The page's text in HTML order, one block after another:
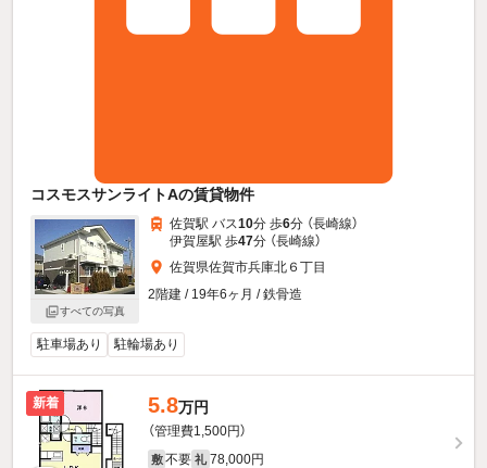
コスモスサンライトAの賃貸物件
すべての写真
佐賀駅 バス10分 歩6分 （長崎線）
伊賀屋駅 歩47分 （長崎線）
佐賀県佐賀市兵庫北６丁目
2階建 / 19年6ヶ月 / 鉄骨造
駐車場あり 駐輪場あり
新着 5.8万円
（管理費1,500円）
敷 不要 礼 78,000円